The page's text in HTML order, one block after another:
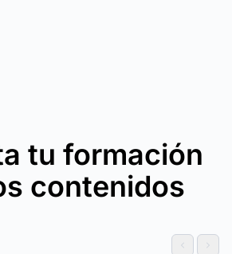
tu formación
contenidos